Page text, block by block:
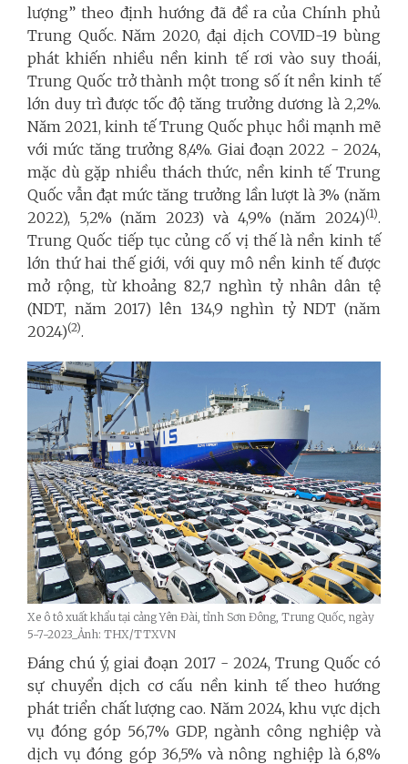
lượng” theo định hướng đã đề ra của Chính phủ
Trung Quốc. Năm 2020, đại dịch COVID-19 bùng
phát khiến nhiều nền kinh tế rơi vào suy thoái,
Trung Quốc trở thành một trong số ít nền kinh tế
lớn duy trì được tốc độ tăng trưởng dương là 2,2%.
Năm 2021, kinh tế Trung Quốc phục hồi mạnh mẽ
với mức tăng trưởng 8,4%. Giai đoạn 2022 - 2024,
mặc dù gặp nhiều thách thức, nền kinh tế Trung
Quốc vẫn đạt mức tăng trưởng lần lượt là 3% (năm
2022), 5,2% (năm 2023) và 4,9% (năm 2024)(1).
Trung Quốc tiếp tục củng cố vị thế là nền kinh tế
lớn thứ hai thế giới, với quy mô nền kinh tế được
mở rộng, từ khoảng 82,7 nghìn tỷ nhân dân tệ
(NDT, năm 2017) lên 134,9 nghìn tỷ NDT (năm
2024)(2).
Xe ô tô xuất khẩu tại cảng Yên Đài, tỉnh Sơn Đông, Trung Quốc, ngày
5-7-2023_Ảnh: THX/TTXVN
Đáng chú ý, giai đoạn 2017 - 2024, Trung Quốc có
sự chuyển dịch cơ cấu nền kinh tế theo hướng
phát triển chất lượng cao. Năm 2024, khu vực dịch
vụ đóng góp 56,7% GDP, ngành công nghiệp và
dịch vụ đóng góp 36,5% và nông nghiệp là 6,8%